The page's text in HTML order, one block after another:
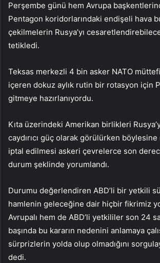
Perşembe günü hem Avrupa
Pentagon koridorlarındaki endişeli hava
çekilmelerin Rusya’yı
tetikledi.
Teksas merkezli 4 bin asker NATO
içeren dokuz aylık rutin bir rotasyon için
gitmeye hazırlanıyordu.
Kıta üzerindeki Amerikan birlikleri
caydırıcı güç olarak görülürken
iptal edilmesi askeri çevrelerce son
durum şeklinde yorumlandı.
Durumu değerlendiren ABD’li bir yetkili
hamlenin geleceğine dair hiçbir fikrimiz
Avrupalı hem de ABD’li yetkililer son 24
başında bu kararın nedenini anlamaya
sürprizlerin yolda olup olmadığını
dedi.